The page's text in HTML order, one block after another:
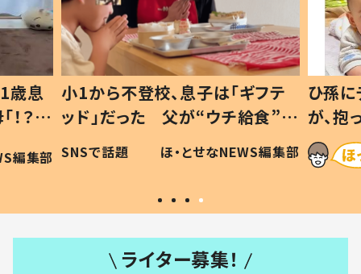
歳息
？」
編集部
小1から不登校、息子は「ギフテ
ッド」だった 父が“ウチ給食”を
作り続ける理由とは #令和の親
#令和の子
SNSで話題 ほ・とせなNEWS編集部
ひ孫
が、
「涙が
い」
ライター募集！